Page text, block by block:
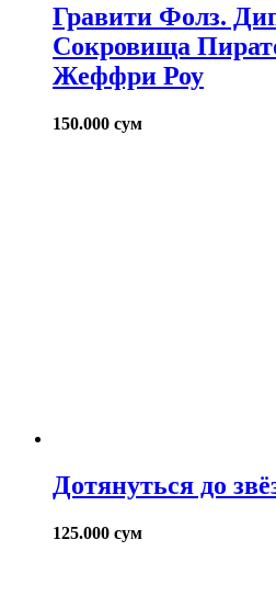
Гравити Фолз.
Сокровища
Жеффри Роу
150.000 сум
Дотянуться до
125.000 сум